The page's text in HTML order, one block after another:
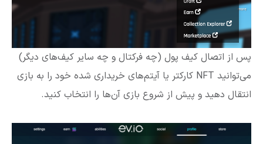
پس از اتصال کیف پول (چه فرکتال و چه سایر کیف‌های دیگر)
می‌توانید NFT کارکتر یا آیتم‌های خریداری شده خود را به بازی
انتقال دهید و پیش از شروع بازی آن‌ها را انتخاب کنید.